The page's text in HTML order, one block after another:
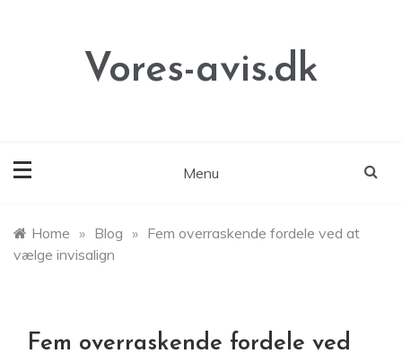
Vores-avis.dk
Menu
Home » Blog » Fem overraskende fordele ved at
vælge invisalign
Fem overraskende fordele ved